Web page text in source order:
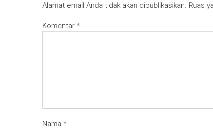
Alamat email Anda tidak akan dipublikasikan. Ruas
Komentar *
Nama *